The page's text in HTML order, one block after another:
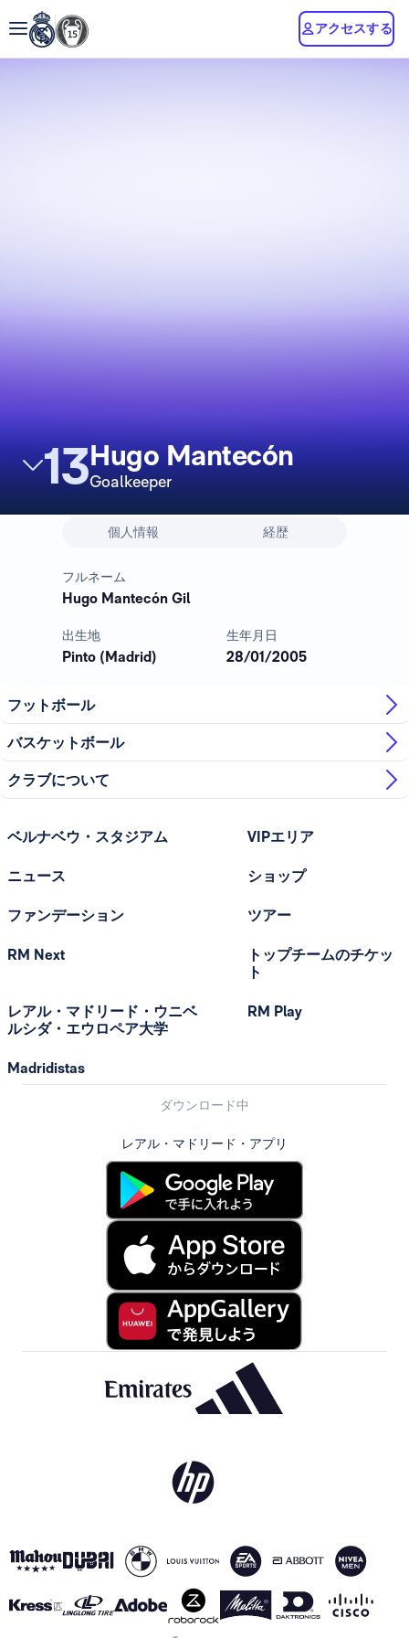
アクセスする
13Hugo Mantecón
Goalkeeper
個人情報 経歴
フルネーム
Hugo Mantecón Gil
出生地
Pinto (Madrid)
生年月日
28/01/2005
フットボール
バスケットボール
クラブについて
ベルナベウ・スタジアム
ニュース
ファンデーション
RM Next
レアル・マドリード・ウニベ
ルシダ・エウロペア大学
Madridistas
VIPエリア
ショップ
ツアー
トップチームのチケッ
ト
RM Play
ダウンロード中
レアル・マドリード・アプリ